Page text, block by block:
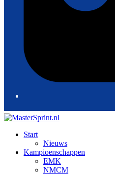
Start
Nieuws
Kampioenschappen
EMK
NMCM